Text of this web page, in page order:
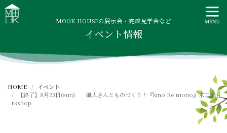
t
MOOK HOUSE ムックハウス
MOOK HOUSEはかごしま素材で建てる木の住まい。自然を
感じる四季に合わせた暮らし、家族がずっと住み継げる暮ら
MOOK HOUSEの展示会・完成見学会など
イベント情報
HOME
イベント
【終了】8月23日(sun) 職人さんとものづくり！『kino Re mono』木工wo
rkshop